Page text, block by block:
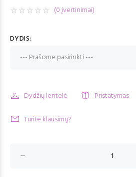
(0 įvertinimai)
DYDIS:
Dydžių lentelė Pristatymas
Turite klausimų?